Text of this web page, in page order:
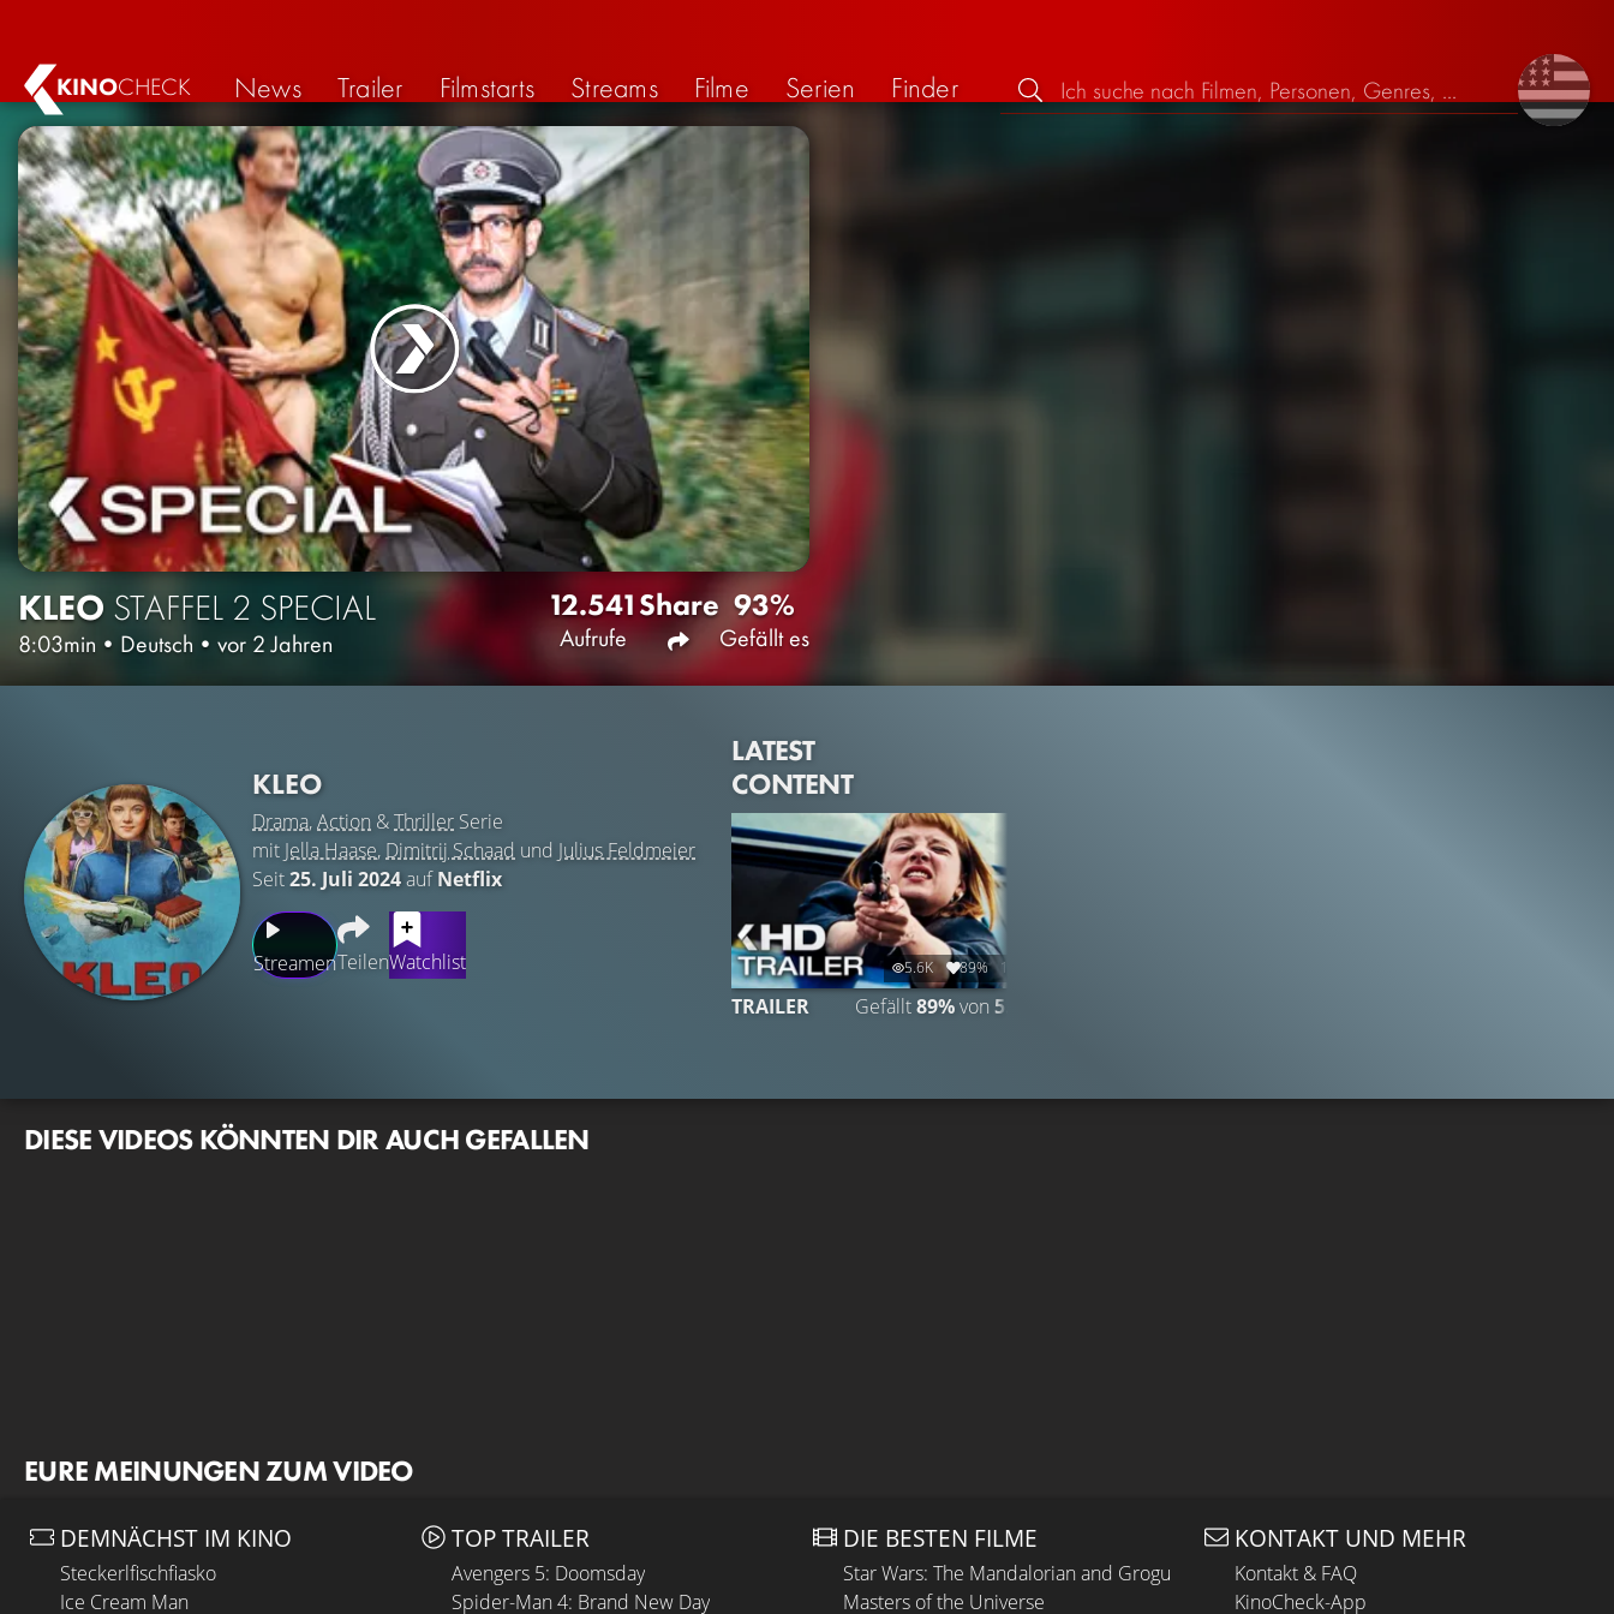
KINOCHECK News Trailer Filmstarts Streams Filme Serien Finder
KLEO STAFFEL 2 SPECIAL
8:03min • Deutsch • vor 2 Jahren
12.541
Aufrufe
Share 93%
Gefällt es
KLEO
Drama,Action &Thriller Serie
mit Jella Haase, Dimitrij Schaad und Julius Feldmeier
Seit25. Juli 2024aufNetflix
StreamenTeilenWatchlist
LATEST
CONTENT
5.6K 89% 1:53
TRAILER Gefällt89%von 5.647
DIESE VIDEOS KÖNNTEN DIR AUCH GEFALLEN
EURE MEINUNGEN ZUM VIDEO
DEMNÄCHST IM KINO
Steckerlfischfiasko
Ice Cream Man
TOP TRAILER
Avengers 5: Doomsday
Spider-Man 4: Brand New Day
DIE BESTEN FILME
Star Wars: The Mandalorian and Grogu
Masters of the Universe
KONTAKT UND MEHR
Kontakt & FAQ
KinoCheck-App